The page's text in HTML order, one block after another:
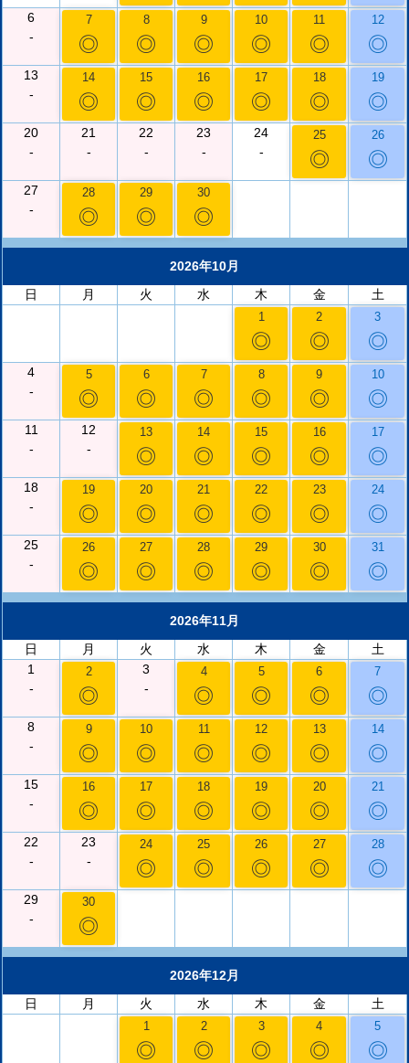
6
-
7
◎
8
◎
9
◎
10
◎
11
◎
12
◎
13
-
14
◎
15
◎
16
◎
17
◎
18
◎
19
◎
20
-
21
-
22
-
23
-
24
-
25
◎
26
◎
27
-
28
◎
29
◎
30
◎
2026年10月
日
月 火 水 木 金 土
1
◎
2
◎
3
◎
4
-
5
◎
6
◎
7
◎
8
◎
9
◎
10
◎
11
-
12
-
13
◎
14
◎
15
◎
16
◎
17
◎
18
-
19
◎
20
◎
21
◎
22
◎
23
◎
24
◎
25
-
26
◎
27
◎
28
◎
29
◎
30
◎
31
◎
2026年11月
日
月 火 水 木 金
土
1
-
2
◎
3
-
4
◎
5
◎
6
◎
7
◎
8
-
9
◎
10
◎
11
◎
12
◎
13
◎
14
◎
15
-
16
◎
17
◎
18
◎
19
◎
20
◎
21
◎
22
-
23
-
24
◎
25
◎
26
◎
27
◎
28
◎
29
-
30
◎
2026年12月
日
月 火 水 木 金 土
1
◎
2
◎
3
◎
4
◎
5
◎